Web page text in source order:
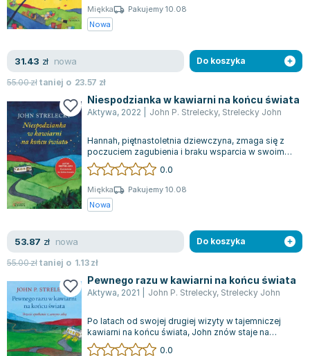
Lorraine Warren
Ajahn Brahm
Jacek Walkiewicz
Miękka
Pakujemy 10.08
Nowa
31.43 zł nowa
55.00złtaniej o 23.57 zł
Do koszyka
Niespodzianka w kawiarni na końcu świata
Aktywa, 2022 John P. Strelecky, Strelecky John
Hannah, piętnastoletnia dziewczyna, zmaga się z
poczuciem zagubienia i braku wsparcia w swoim
życiu. Otaczający ją świat wydaje si...
0.0
Miękka
Pakujemy 10.08
Nowa
53.87 zł nowa
55.00złtaniej o 1.13zł
Do koszyka
Pewnego razu w kawiarni na końcu świata
Aktywa, 2021 John P. Strelecky, Strelecky John
Po latach od swojej drugiej wizyty w tajemniczej
kawiarni na końcu świata, John znów staje na
rozdrożu swojego życia. Czas zostawi...
0.0